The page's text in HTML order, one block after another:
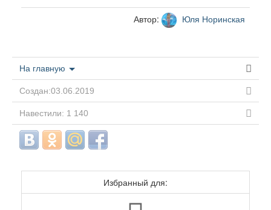
Автор: Юля Норинская
На главную
Создан:03.06.2019
Навестили: 1 140
Избранный для: